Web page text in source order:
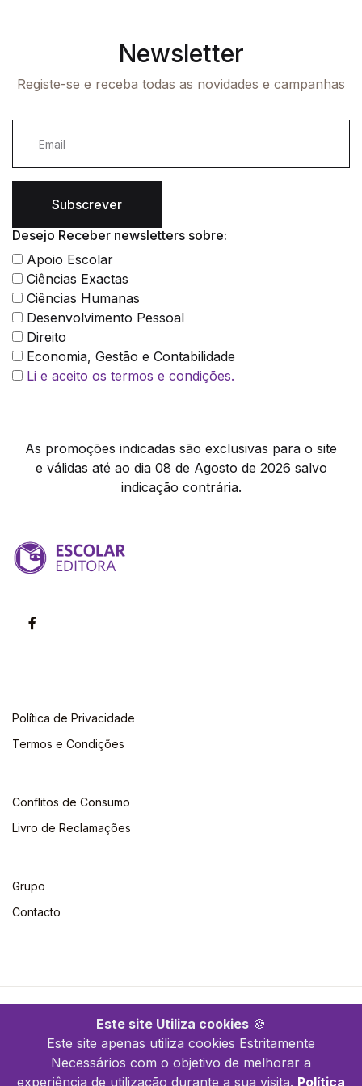
Este site Utiliza cookies 🍪
Este site apenas utiliza cookies Estritamente
Necessários com o objetivo de melhorar a
experiência de utilização durante a sua visita. Política
Newsletter
Registe-se e receba todas as novidades e campanhas
Subscrever
Desejo Receber newsletters sobre:
Apoio Escolar
Ciências Exactas
Ciências Humanas
Desenvolvimento Pessoal
Direito
Economia, Gestão e Contabilidade
Li e aceito os termos e condições.
As promoções indicadas são exclusivas para o site
e válidas até ao dia 08 de Agosto de 2026 salvo
indicação contrária.
Política de Privacidade
Termos e Condições
Conflitos de Consumo
Livro de Reclamações
Grupo
Contacto
©2026 Escolar. Todos os direitos reservados